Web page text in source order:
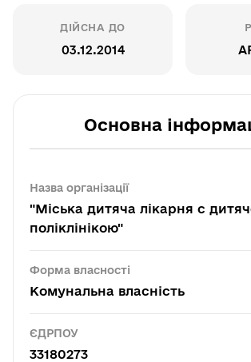
ДІЙСНА ДО
03.12.2014
Основна
Назва організації
"Міська дитяча лікарня с
поліклінікою"
Форма власності
Комунальна власність
ЄДРПОУ
33180273